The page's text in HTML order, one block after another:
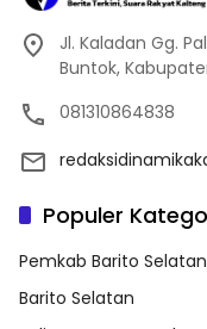
Jl. Kaladan Gg.
Buntok,
081310864838
Populer
Pemkab Barito Selatan
Barito Selatan